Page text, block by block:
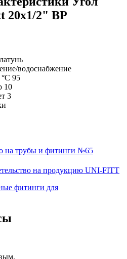
20x1/2" ВР
водоснабжение
95
10
3
на трубы и фитинги №65
на продукцию UNI-FITT
фитинги для